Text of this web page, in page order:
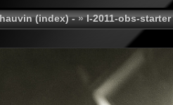
(index) -»I-2011-obs-starter